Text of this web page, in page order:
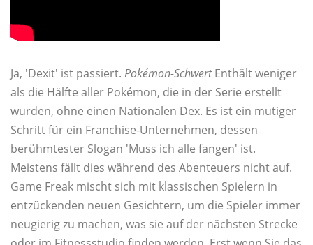
Ja, 'Dexit' ist passiert. Pokémon-SchwertEnthält weniger
als die Hälfte aller Pokémon, die in der Serie erstellt
wurden, ohne einen Nationalen Dex. Es ist ein mutiger
Schritt für ein Franchise-Unternehmen, dessen
berühmtester Slogan 'Muss ich alle fangen' ist.
Meistens fällt dies während des Abenteuers nicht auf.
Game Freak mischt sich mit klassischen Spielern in
entzückenden neuen Gesichtern, um die Spieler immer
neugierig zu machen, was sie auf der nächsten Strecke